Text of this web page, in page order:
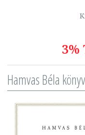
3%
Hamvas Béla